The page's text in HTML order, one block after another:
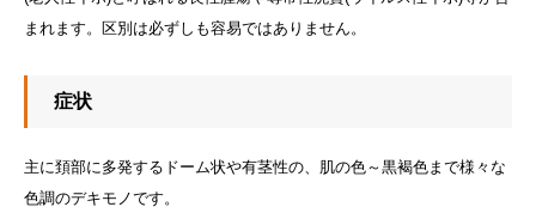
まれます。区別は必ずしも容易ではありません。
症状
主に頚部に多発するドーム状や有茎性の、肌の色～黒褐色まで様々な
色調のデキモノです。